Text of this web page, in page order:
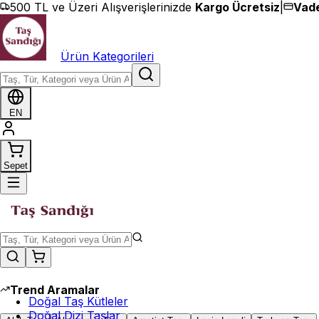
İçeriğe geç
500 TL ve Üzeri Alışverişlerinizde Kargo Ücretsiz
Ürün Kategorileri
EN
Sepet
Trend Aramalar
Doğal Taş Kütleler
Doğal Dizi Taşlar